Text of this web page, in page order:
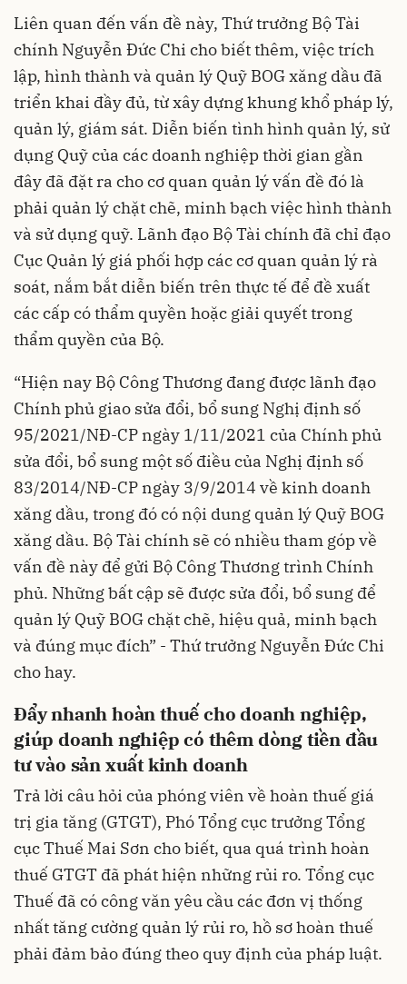
Liên quan đến vấn đề này, Thứ trưởng Bộ Tài
chính Nguyễn Đức Chi cho biết thêm, việc trích
lập, hình thành và quản lý Quỹ BOG xăng dầu đã
triển khai đầy đủ, từ xây dựng khung khổ pháp lý,
quản lý, giám sát. Diễn biến tình hình quản lý, sử
dụng Quỹ của các doanh nghiệp thời gian gần
đây đã đặt ra cho cơ quan quản lý vấn đề đó là
phải quản lý chặt chẽ, minh bạch việc hình thành
và sử dụng quỹ. Lãnh đạo Bộ Tài chính đã chỉ đạo
Cục Quản lý giá phối hợp các cơ quan quản lý rà
soát, nắm bắt diễn biến trên thực tế để đề xuất
các cấp có thẩm quyền hoặc giải quyết trong
thẩm quyền của Bộ.
“Hiện nay Bộ Công Thương đang được lãnh đạo
Chính phủ giao sửa đổi, bổ sung Nghị định số
95/2021/NĐ-CP ngày 1/11/2021 của Chính phủ
sửa đổi, bổ sung một số điều của Nghị định số
83/2014/NĐ-CP ngày 3/9/2014 về kinh doanh
xăng dầu, trong đó có nội dung quản lý Quỹ BOG
xăng dầu. Bộ Tài chính sẽ có nhiều tham góp về
vấn đề này để gửi Bộ Công Thương trình Chính
phủ. Những bất cập sẽ được sửa đổi, bổ sung để
quản lý Quỹ BOG chặt chẽ, hiệu quả, minh bạch
và đúng mục đích” - Thứ trưởng Nguyễn Đức Chi
cho hay.
Đẩy nhanh hoàn thuế cho doanh nghiệp,
giúp doanh nghiệp có thêm dòng tiền đầu
tư vào sản xuất kinh doanh
Trả lời câu hỏi của phóng viên về hoàn thuế giá
trị gia tăng (GTGT), Phó Tổng cục trưởng Tổng
cục Thuế Mai Sơn cho biết, qua quá trình hoàn
thuế GTGT đã phát hiện những rủi ro. Tổng cục
Thuế đã có công văn yêu cầu các đơn vị thống
nhất tăng cường quản lý rủi ro, hồ sơ hoàn thuế
phải đảm bảo đúng theo quy định của pháp luật.